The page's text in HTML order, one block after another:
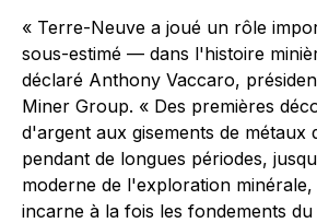
« Terre-Neuve a joué un rôle
sous-estimé — dans l'histoire
déclaré Anthony Vaccaro,
Miner Group. « Des premières
d'argent aux gisements de métaux
pendant de longues périodes,
moderne de l'exploration
incarne à la fois les fondements